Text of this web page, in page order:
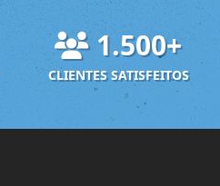
1.500+
CLIENTES SATISFEITOS